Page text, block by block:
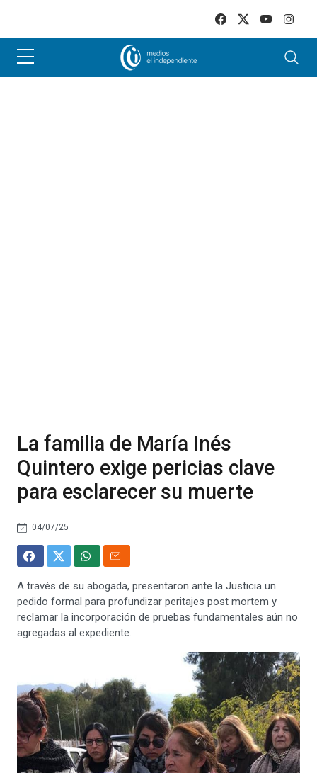
La familia de María Inés
Quintero exige pericias clave
para esclarecer su muerte
04/07/25
A través de su abogada, presentaron ante la Justicia un
pedido formal para profundizar peritajes post mortem y
reclamar la incorporación de pruebas fundamentales aún no
agregadas al expediente.